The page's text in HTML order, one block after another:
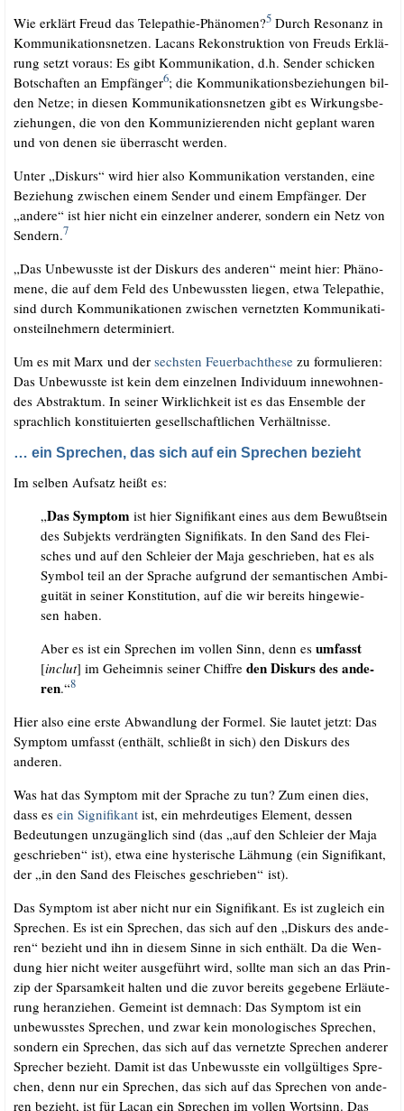
Wie erklärt Freud das Tele­pa­thie-Phä­no­men?5Durch Reso­nanz in
Kom­mu­ni­ka­ti­ons­net­zen. Lacans Rekon­struk­ti­on von Freuds Erklä­
rung setzt vor­aus: Es gibt Kom­mu­ni­ka­ti­on, d.h. Sen­der schi­cken
Bot­schaf­ten an Emp­fän­ger6; die Kom­mu­ni­ka­ti­ons­be­zie­hun­gen bil­
den Net­ze; in die­sen Kom­mu­ni­ka­ti­ons­net­zen gibt es Wir­kungs­be­
zie­hun­gen, die von den Kom­mu­ni­zie­ren­den nicht geplant waren
und von denen sie über­rascht werden.
Unter „Dis­kurs“ wird hier also Kom­mu­ni­ka­ti­on ver­stan­den, eine
Bezie­hung zwi­schen einem Sen­der und einem Emp­fän­ger. Der
„ande­re“ ist hier nicht ein ein­zel­ner ande­rer, son­dern ein Netz von
Sen­dern.7
„Das Unbe­wuss­te ist der Dis­kurs des ande­ren“ meint hier: Phä­no­
me­ne, die auf dem Feld des Unbe­wuss­ten lie­gen, etwa Tele­pa­thie,
sind durch Kom­mu­ni­ka­tio­nen zwi­schen ver­netz­ten Kom­mu­ni­ka­ti­
ons­teil­neh­mern determiniert.
Um es mit Marx und der sechs­ten Feu­er­bach­the­sezu for­mu­lie­ren:
Das Unbe­wuss­te ist kein dem ein­zel­nen Indi­vi­du­um inne­woh­nen­
des Abs­trak­tum. In sei­ner Wirk­lich­keit ist es das Ensem­ble der
sprach­lich kon­sti­tu­ier­ten gesell­schaft­li­chen Verhältnisse.
… ein Sprechen, das sich auf ein Sprechen bezieht
Im sel­ben Auf­satz heißt es:
„Das Sym­ptom ist hier Signi­fi­kant eines aus dem Bewußt­sein
des Sub­jekts ver­dräng­ten Signi­fi­kats. In den Sand des Flei­
sches und auf den Schlei­er der Maja geschrie­ben, hat es als
Sym­bol teil an der Spra­che auf­grund der seman­ti­schen Ambi­
gui­tät in sei­ner Kon­sti­tu­ti­on, auf die wir bereits hin­ge­wie­
sen haben.
Aber es ist ein Spre­chen im vol­len Sinn, denn es umfasst
[inclut] im Geheim­nis sei­ner Chif­fre den Dis­kurs des ande­
ren.“8
Hier also eine ers­te Abwand­lung der For­mel. Sie lau­tet jetzt: Das
Sym­ptom umfasst (ent­hält, schließt in sich) den Dis­kurs des
anderen.
Was hat das Sym­ptom mit der Spra­che zu tun? Zum einen dies,
dass es ein Signi­fi­kantist, ein mehr­deu­ti­ges Ele­ment, des­sen
Bedeu­tun­gen unzu­gäng­lich sind (das „auf den Schlei­er der Maja
geschrie­ben“ ist), etwa eine hys­te­ri­sche Läh­mung (ein Signi­fi­kant,
der „in den Sand des Flei­sches geschrie­ben“ ist).
Das Sym­ptom ist aber nicht nur ein Signi­fi­kant. Es ist zugleich ein
Spre­chen. Es ist ein Spre­chen, das sich auf den „Dis­kurs des ande­
ren“ bezieht und ihn in die­sem Sin­ne in sich ent­hält. Da die Wen­
dung hier nicht wei­ter aus­ge­führt wird, soll­te man sich an das Prin­
zip der Spar­sam­keit hal­ten und die zuvor bereits gege­be­ne Erläu­te­
rung her­an­zie­hen. Gemeint ist dem­nach: Das Sym­ptom ist ein
unbe­wuss­tes Spre­chen, und zwar kein mono­lo­gi­sches Spre­chen,
son­dern ein Spre­chen, das sich auf das ver­netz­te Spre­chen ande­rer
Spre­cher bezieht. Damit ist das Unbe­wuss­te ein voll­gül­ti­ges Spre­
chen, denn nur ein Spre­chen, das sich auf das Spre­chen von ande­
ren bezieht, ist für Lacan ein Spre­chen im vol­len Wort­sinn. Das